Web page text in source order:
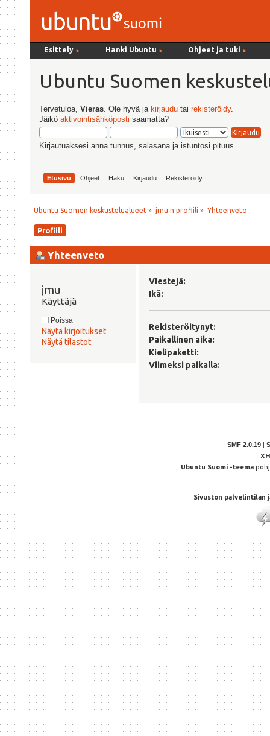
Esittely ► Hanki Ubuntu ► Ohjeet ja tuki ►
Ubuntu Suomen
Tervetuloa,Vieras . Ole hyvä ja kirjaudu tairekisteröidy.
Jäiköaktivointisähköposti saamatta?
Kirjautuaksesi anna tunnus, salasana ja istuntosi pituus
Etusivu Ohjeet Haku Kirjaudu Rekisteröidy
Ubuntu Suomen keskustelualueet » jmu:n profiili » Yhteenveto
Profiili
Yhteenveto
jmu
Käyttäjä
Poissa
Näytä kirjoitukset
Näytä tilastot
Viestejä:
Ikä:
Rekisteröitynyt:
Paikallinen aika:
Kielipaketti:
Viimeksi paikalla:
SMF 2.0.19 |
Ubuntu Suomi -teema
Sivuston palvelintilan